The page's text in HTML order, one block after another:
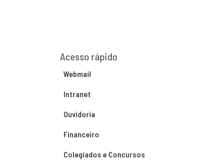
Acesso rápido
Webmail
Intranet
Ouvidoria
Financeiro
Colegiados e Concursos